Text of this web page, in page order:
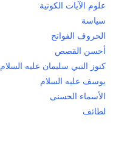
علوم الآيات الكونية
سياسة
الحروف الفواتح
أحسن القصص
كنوز النبي سليمان عليه السلام
يوسف عليه السلام
الأسماء الحسنى
لطائف